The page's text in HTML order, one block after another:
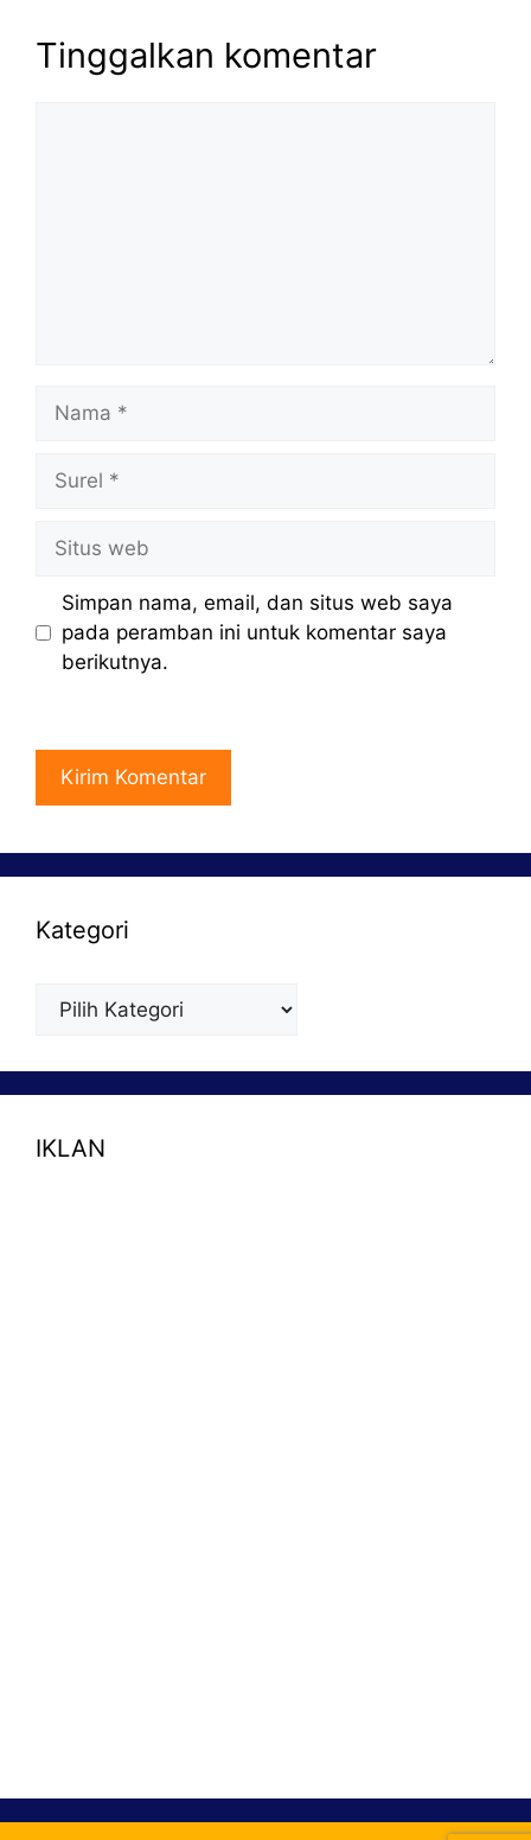
Tinggalkan komentar
Nama
Surel
Situs
web
Simpan nama, email, dan situs web saya
pada peramban ini untuk komentar saya
berikutnya.
Kategori
Kategori
IKLAN